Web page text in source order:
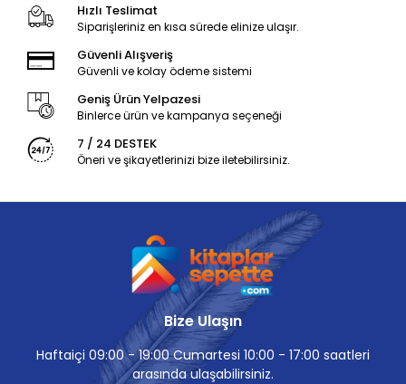
Hızlı Teslimat
Siparişleriniz en kısa sürede elinize ulaşır.
Güvenli Alışveriş
Güvenli ve kolay ödeme sistemi
Geniş Ürün Yelpazesi
Binlerce ürün ve kampanya seçeneği
7 / 24 DESTEK
Öneri ve şikayetlerinizi bize iletebilirsiniz.
Bize Ulaşın
Haftaiçi 09:00 - 19:00 Cumartesi 10:00 - 17:00 saatleri
arasında ulaşabilirsiniz.